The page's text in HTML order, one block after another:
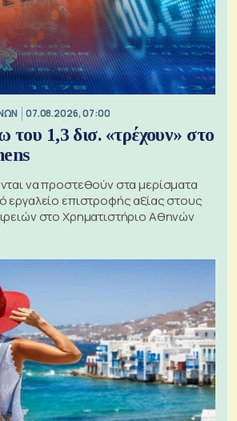
07.08.2026, 07:00
του 1,3 δισ. «τρέχουν» στο
να προστεθούν στα μερίσματα
εργαλείο επιστροφής αξίας στους
στο Χρηματιστήριο Αθηνών